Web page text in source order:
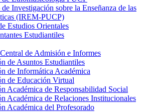
Investigación sobre la Enseñanza de las
(IREM-PUCP)
Estudios Orientales
Estudiantiles
de Admisión e Informes
de Asuntos Estudiantiles
de Informática Académica
de Educación Virtual
Académica de Responsabilidad Social
Académica de Relaciones Institucionales
Académica del Profesorado